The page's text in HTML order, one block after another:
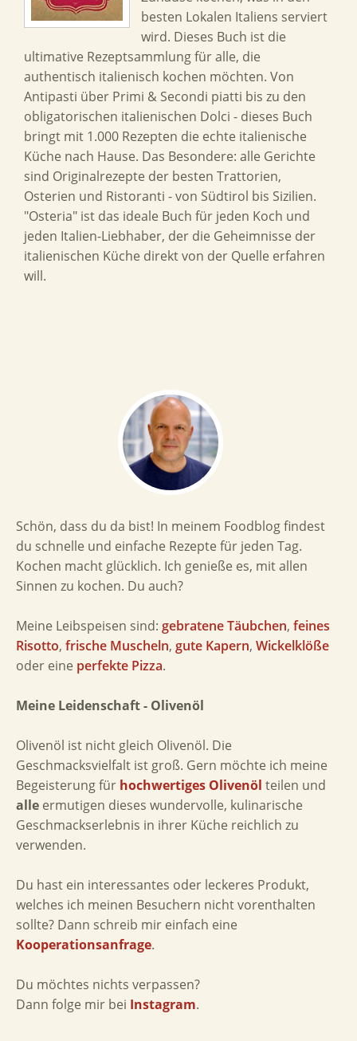
besten Lokalen Italiens serviert
wird. Dieses Buch ist die
ultimative Rezeptsammlung für alle, die
authentisch italienisch kochen möchten. Von
Antipasti über Primi & Secondi piatti bis zu den
obligatorischen italienischen Dolci - dieses Buch
bringt mit 1.000 Rezepten die echte italienische
Küche nach Hause. Das Besondere: alle Gerichte
sind Originalrezepte der besten Trattorien,
Osterien und Ristoranti - von Südtirol bis Sizilien.
"Osteria" ist das ideale Buch für jeden Koch und
jeden Italien-Liebhaber, der die Geheimnisse der
italienischen Küche direkt von der Quelle erfahren
will.
Schön, dass du da bist! In meinem Foodblog findest
du schnelle und einfache Rezepte für jeden Tag.
Kochen macht glücklich. Ich genieße es, mit allen
Sinnen zu kochen. Du auch?
Meine Leibspeisen sind: gebratene Täubchen, feines
Risotto, frische Muscheln, gute Kapern, Wickelklöße
oder eine perfekte Pizza.
Meine Leidenschaft - Olivenöl
Olivenöl ist nicht gleich Olivenöl. Die
Geschmacksvielfalt ist groß. Gern möchte ich meine
Begeisterung für hochwertiges Olivenöl teilen und
alle ermutigen dieses wundervolle, kulinarische
Geschmackserlebnis in ihrer Küche reichlich zu
verwenden.
Du hast ein interessantes oder leckeres Produkt,
welches ich meinen Besuchern nicht vorenthalten
sollte? Dann schreib mir einfach eine
Kooperationsanfrage.
Du möchtes nichts verpassen?
Dann folge mir bei Instagram.